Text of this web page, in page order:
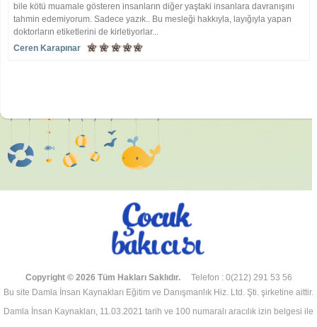
bile kötü muamale gösteren insanların diğer yaştaki insanlara davranışını
tahmin edemiyorum. Sadece yazık.. Bu mesleği hakkıyla, layığıyla yapan
doktorların etiketlerini de kirletiyorlar...
Ceren Karapınar
Copyright © 2026 Tüm Hakları Saklıdır.
Telefon : 0(212) 291 53 56
Bu site Damla İnsan Kaynakları Eğitim ve Danışmanlık Hiz. Ltd. Şti. şirketine aittir.
Damla İnsan Kaynakları, 11.03.2021 tarih ve 100 numaralı aracılık izin belgesi ile